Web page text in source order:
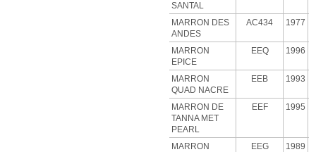
SANTAL
MARRON DES
ANDES
AC434 1977
MARRON
EPICE
EEQ 1996
MARRON
QUAD NACRE
EEB 1993
MARRON DE
TANNA MET
PEARL
EEF 1995
MARRON
EEG 1989